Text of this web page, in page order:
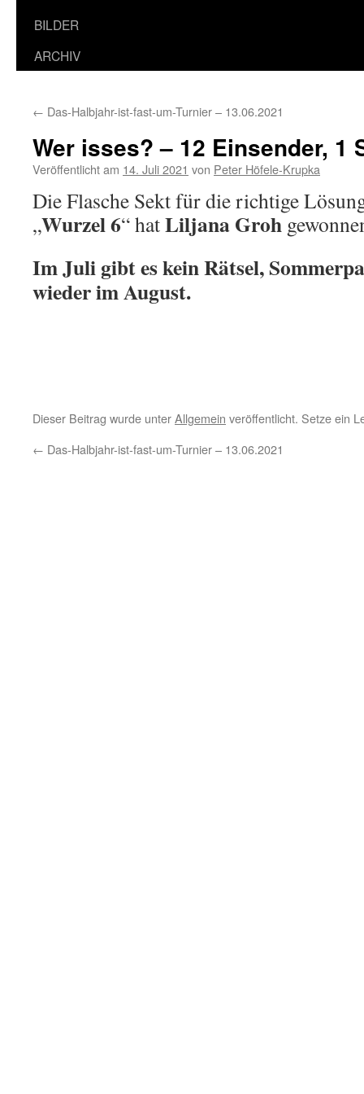
BILDER
ARCHIV
← Das-Halbjahr-ist-fast-um-Turnier – 13.06.2021
Wer isses? – 12 Einsender, 1
Veröffentlicht am 14. Juli 2021 von Peter Höfele-Krupka
Die Flasche Sekt für die richtige
„Wurzel 6“ hatLiljana Groh
Im Juli gibt es kein Rätsel,
wieder im August.
Dieser Beitrag wurde unterAllgemein veröffentlicht. Setze ein
← Das-Halbjahr-ist-fast-um-Turnier – 13.06.2021